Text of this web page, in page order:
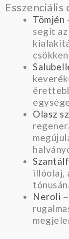
Tömjén
segít
Olasz
illóolaj,
Neroli